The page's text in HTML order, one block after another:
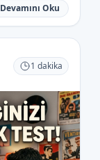
Devamını Oku
1 dakika